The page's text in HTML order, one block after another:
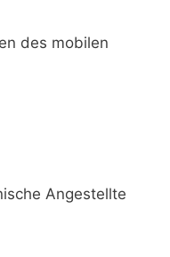
des mobilen
Angestellte